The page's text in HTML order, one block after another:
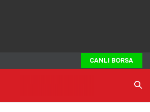
CANLI BORSA